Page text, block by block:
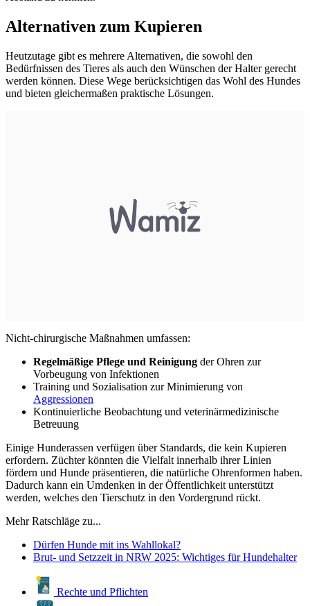
Alternativen zum Kupieren
Heutzutage gibt es mehrere Alternativen, die sowohl den
Bedürfnissen des Tieres als auch den Wünschen der Halter gerecht
werden können. Diese Wege berücksichtigen das Wohl des Hundes
und bieten gleichermaßen praktische Lösungen.
Nicht-chirurgische Maßnahmen umfassen:
Regelmäßige Pflege und Reinigung der Ohren zur
Vorbeugung von Infektionen
Training und Sozialisation zur Minimierung von
Aggressionen
Kontinuierliche Beobachtung und veterinärmedizinische
Betreuung
Einige Hunderassen verfügen über Standards, die kein Kupieren
erfordern. Züchter könnten die Vielfalt innerhalb ihrer Linien
fördern und Hunde präsentieren, die natürliche Ohrenformen haben.
Dadurch kann ein Umdenken in der Öffentlichkeit unterstützt
werden, welches den Tierschutz in den Vordergrund rückt.
Mehr Ratschläge zu...
Dürfen Hunde mit ins Wahllokal?
Brut- und Setzzeit in NRW 2025: Wichtiges für Hundehalter
Rechte und Pflichten